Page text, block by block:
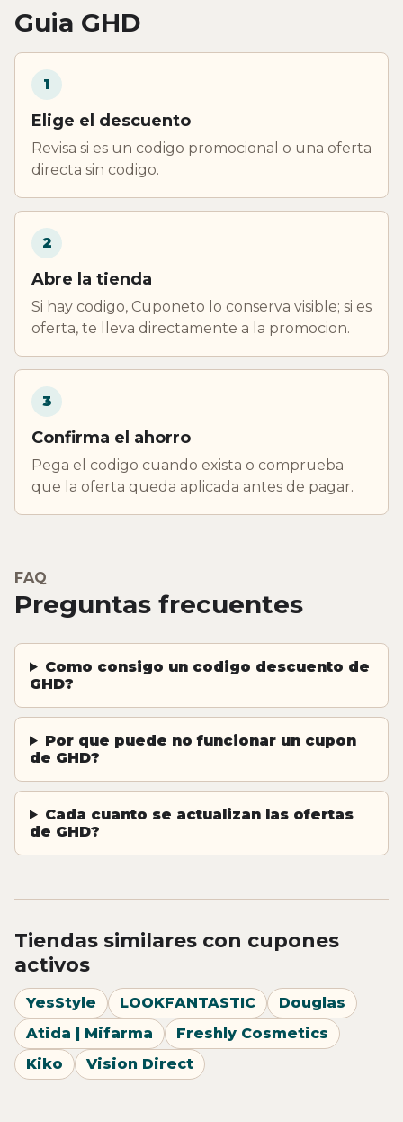
Guia GHD
1
Elige el descuento
Revisa si es un codigo promocional o una oferta
directa sin codigo.
2
Abre la tienda
Si hay codigo, Cuponeto lo conserva visible; si es
oferta, te lleva directamente a la promocion.
3
Confirma el ahorro
Pega el codigo cuando exista o comprueba
que la oferta queda aplicada antes de pagar.
FAQ
Preguntas frecuentes
Como consigo un codigo descuento de
GHD?
Por que puede no funcionar un cupon
de GHD?
Cada cuanto se actualizan las ofertas
de GHD?
Tiendas similares con cupones
activos
YesStyle LOOKFANTASTIC
Douglas
Atida | Mifarma
Freshly Cosmetics
Kiko
Vision Direct